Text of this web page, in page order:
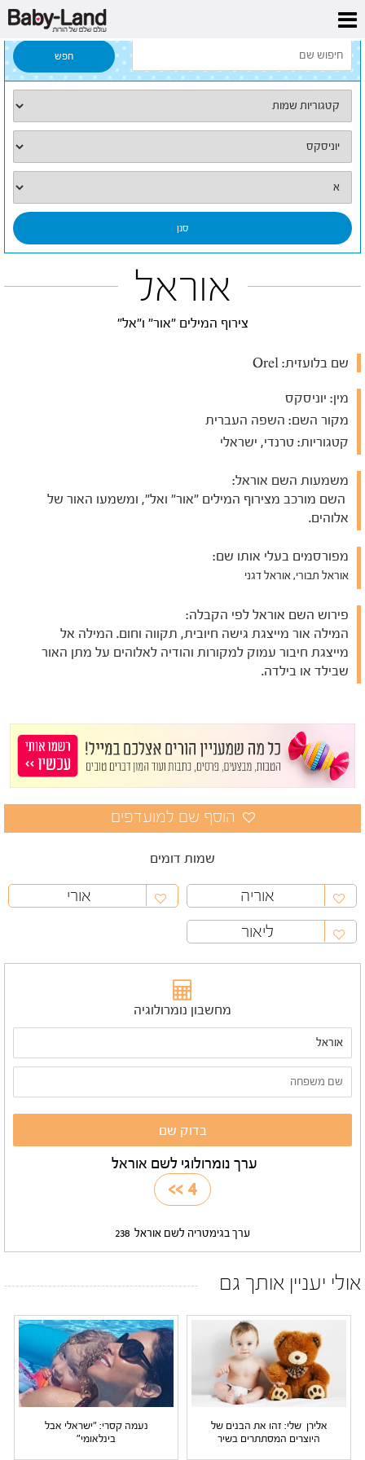
דף הבית
אוראל
צירוף המילים "אור" ו"אל"
שם בלועזית:
מין: יוניסקס
מקור השם: השפה העברית
קטגוריות: טרנדי, ישראלי
משמעות השם אוראל:
השם מורכב מצירוף המילים "אור" ואל", ומשמעו האור של
אלוהים.
מפורסמים בעלי אותו שם:
אוראל תבורי, אוראל דגני
פירוש השם אוראל לפי הקבלה:
המילה אור מייצגת גישה חיובית, תקווה וחום. המילה אל
מייצגת חיבור עמוק למקורות והודיה לאלוהים על מתן האור
שבילד או בילדה.
שמות דומים
אוריה
אורי
ליאור
מחשבון נומרולוגיה
ערך נומרולוגי לשם אוראל
4
>>
ערך בגימטריה לשם אוראל 238
אולי יעניין אותך גם
אלירן שלי: זהו את הבנים של
היוצרים המסתתרים בשיר
נעמה קסרי: "ישראלי אבל
בינלאומי"